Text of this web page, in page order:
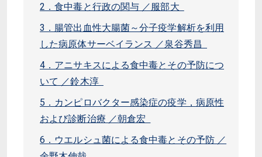
2．食中毒と行政の関与 ／服部大
3．腸管出血性大腸菌～分子疫学解析を利用
した病原体サーベイランス ／泉谷秀昌
4．アニサキスによる食中毒とその予防につ
いて ／鈴木淳
5．カンピロバクター感染症の疫学，病原性
および診断治療 ／朝倉宏
6．ウエルシュ菌による食中毒とその予防 ／